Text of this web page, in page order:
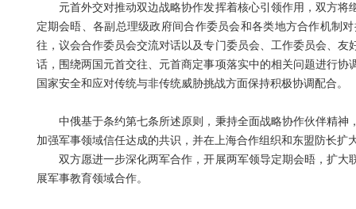
元首外交对推动双边战略协作发挥着核心引领作用，双方将
定期会晤、各副总理级政府间合作委员会和各类地方合作机制
往，议会合作委员会交流对话以及专门委员会、工作委员会、
话，围绕两国元首交往、元首商定事项落实中的相关问题进行
国家安全和应对传统与非传统威胁挑战方面保持积极协调配合。
中俄基于条约第七条所述原则，秉持全面战略协作伙伴精神
加强军事领域信任达成的共识，并在上海合作组织和东盟防长
双方愿进一步深化两军合作，开展两军领导定期会晤，扩大
展军事教育领域合作。